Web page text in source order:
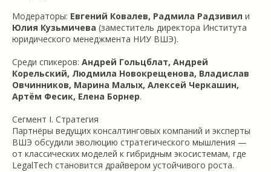
Модераторы: Евгений Ковалев, Радмила Радзивил и
Юлия Кузьмичева (заместитель директора Института
юридического менеджмента НИУ ВШЭ).
Среди спикеров: Андрей Гольцблат, Андрей
Корельский, Людмила Новокрещенова, Владислав
Овчинников, Марина Малых, Алексей Черкашин,
Артём Фесик, Елена Борнер.
Сегмент I. Стратегия
Партнёры ведущих консалтинговых компаний и эксперты
ВШЭ обсудили эволюцию стратегического мышления —
от классических моделей к гибридным экосистемам, где
LegalTech становится драйвером устойчивого роста.